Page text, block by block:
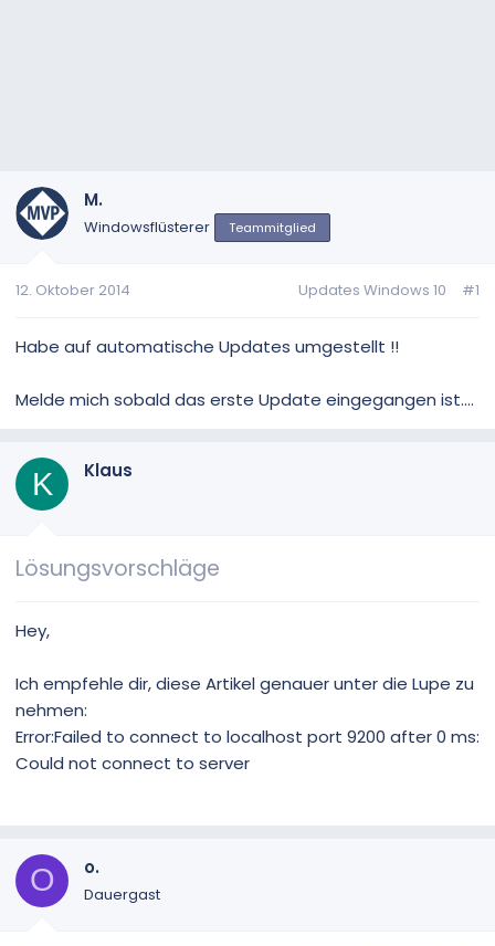
M.
Windowsflüsterer Teammitglied
12. Oktober 2014 Updates Windows 10 #1
Habe auf automatische Updates umgestellt !!
Melde mich sobald das erste Update eingegangen ist....
K Klaus
Lösungsvorschläge
Hey,
Ich empfehle dir, diese Artikel genauer unter die Lupe zu
nehmen:
Error:Failed to connect to localhost port 9200 after 0 ms:
Could not connect to server
O o.
Dauergast